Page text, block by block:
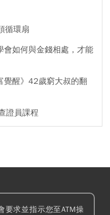
循環扇
會如何與金錢相處，才能
覺醒》42歲窮大叔的翻
證員課程
要求並指示您至ATM操